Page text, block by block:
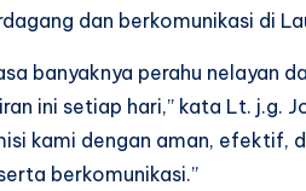
dan berkomunikasi di
banyaknya perahu nelayan
ini setiap hari,” kata Lt. j.g.
kami dengan aman, efektif,
berkomunikasi.”